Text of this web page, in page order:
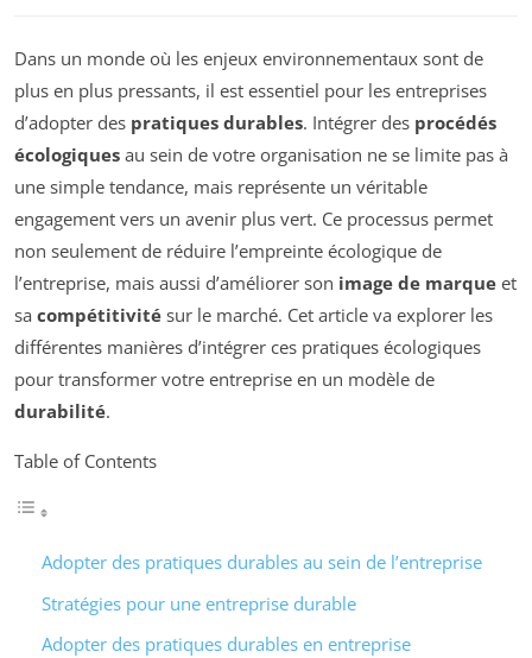
Dans un monde où les enjeux environnementaux sont de
plus en plus pressants, il est essentiel pour les entreprises
d’adopter des pratiques durables. Intégrer des procédés
écologiques au sein de votre organisation ne se limite pas à
une simple tendance, mais représente un véritable
engagement vers un avenir plus vert. Ce processus permet
non seulement de réduire l’empreinte écologique de
l’entreprise, mais aussi d’améliorer son image de marque et
sa compétitivité sur le marché. Cet article va explorer les
différentes manières d’intégrer ces pratiques écologiques
pour transformer votre entreprise en un modèle de
durabilité.
Table of Contents
Adopter des pratiques durables au sein de l’entreprise
Stratégies pour une entreprise durable
Adopter des pratiques durables en entreprise